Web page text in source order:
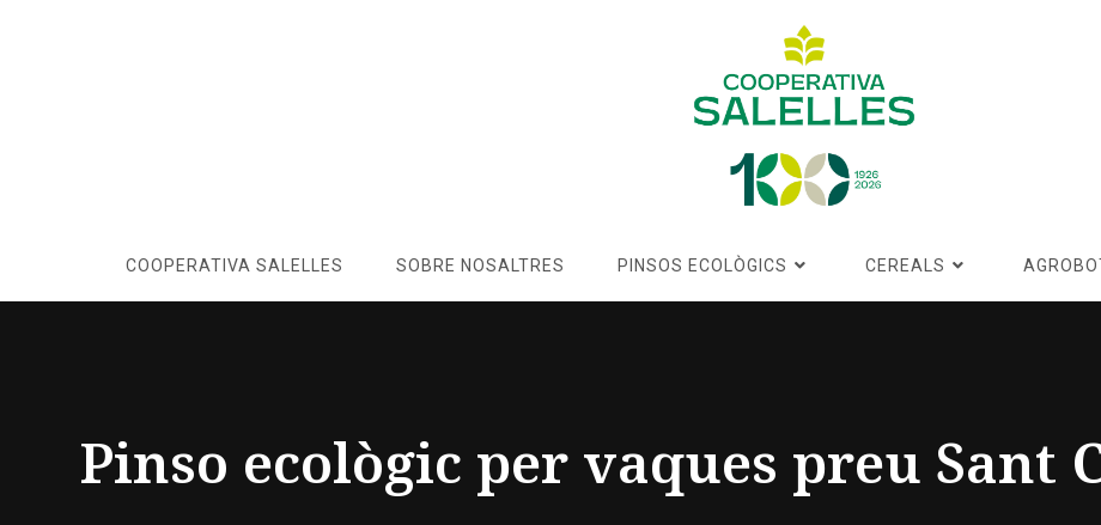
COOPERATIVA SALELLES SOBRE NOSALTRES PINSOS ECOLÒGICS CEREALS
Pinso ecològic per vaques preu Sant